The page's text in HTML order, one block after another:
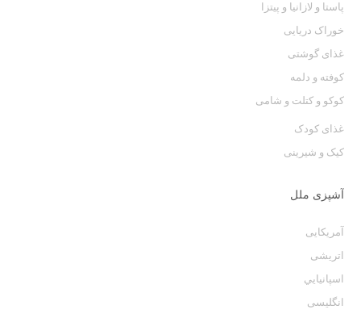
پاستا و لازانيا و پيتزا
خوراک دریایی
غذای گوشتی
كوفته و دلمه
کوکو و کتلت و شامی
غذای کودک
کیک و شیرینی
آشپزی ملل
آمریکایی
اتریشی
اسپانيايي
انگلیسی